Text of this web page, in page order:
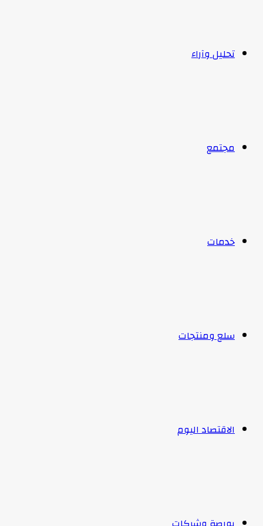
تحليل وآراء
مجتمع
خدمات
سلع ومنتجات
الاقتصاد اليوم